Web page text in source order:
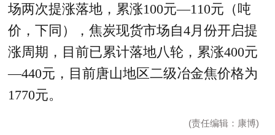
场两次提涨落地，累涨100元—110元（吨
价，下同），焦炭现货市场自4月份开启提
涨周期，目前已累计落地八轮，累涨400元
—440元，目前唐山地区二级冶金焦价格为
1770元。
(责任编辑：康博)